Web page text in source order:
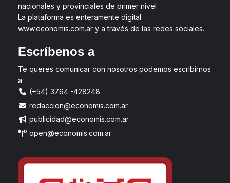
nacionales y provinciales de primer nivel
La plataforma es enteramente digital
www.economis.com.ar y a través de las redes sociales.
Escríbenos a
Te queres comunicar con nosotros podemos escribirnos
a
(+54) 3764 -428248
redaccion@economis.com.ar
publicidad@economis.com.ar
open@economis.com.ar